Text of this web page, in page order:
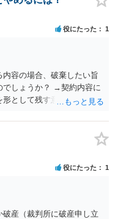
役にたった 1
容の場合、破棄したい旨
でしょうか？ →契約内容に
として残す意味で、書面
のでしょうか？ →企業側の
業務を受託する側のお立
と、企業側は報酬を支払う
務を提供する義務を負
いと思料いたします。
役にたった 1
産（裁判所に破産申し立